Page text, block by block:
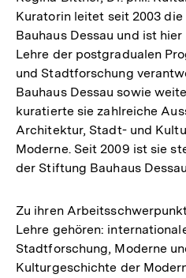
Kuratorin leitet seit 2003
Bauhaus Dessau und ist
Lehre der postgradualen
und Stadtforschung
Bauhaus Dessau sowie
kuratierte sie zahlreiche
Architektur, Stadt- und
Moderne. Seit 2009 ist sie
der Stiftung Bauhaus
Zu ihren
Lehre gehören:
Stadtforschung, Moderne
Kulturgeschichte der